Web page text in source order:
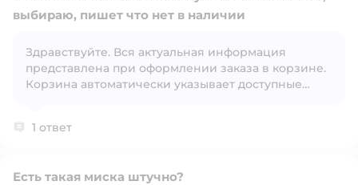
Открыть вопрос
выбираю, пишет что нет в наличии
Здравствуйте. Вся актуальная информация
представлена при оформлении заказа в корзине.
Корзина автоматически указывает доступные
1 ответ
Есть такая миска штучно?